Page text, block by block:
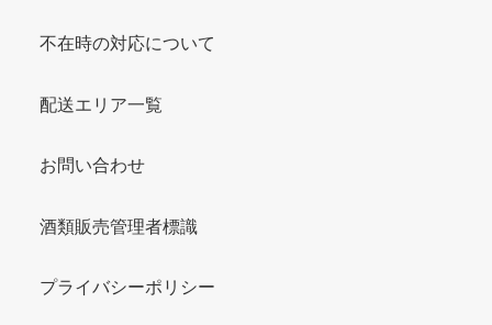
不在時の対応について
配送エリア一覧
お問い合わせ
酒類販売管理者標識
プライバシーポリシー